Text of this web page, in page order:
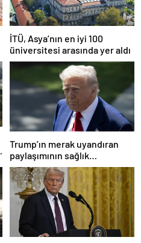
İTÜ, Asya’nın en iyi 100
üniversitesi arasında yer aldı
Trump’ın merak uyandıran
paylaşımının sağlık
sistemiyle ilgili kararname
olduğu anlaşıldı